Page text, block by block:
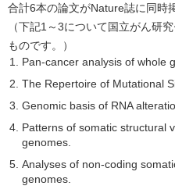
合計6本の論文がNature誌に同時
（下記1～3について国立がん研
ものです。）
Pan-cancer analysis of whole
The Repertoire of Mutational
Genomic basis of RNA
Patterns of somatic structural
genomes.
Analyses of non-coding
genomes.